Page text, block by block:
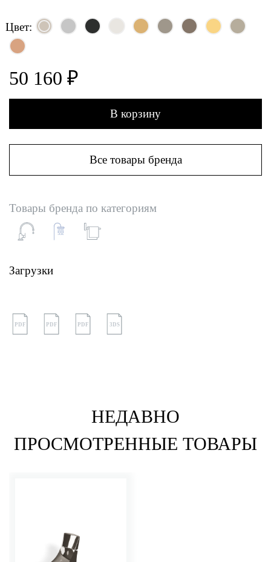
Цвет:
50 160 ₽
В корзину
Все товары бренда
Товары бренда по категориям
Загрузки
PDF PDF PDF 3DS
НЕДАВНО
ПРОСМОТРЕННЫЕ ТОВАРЫ